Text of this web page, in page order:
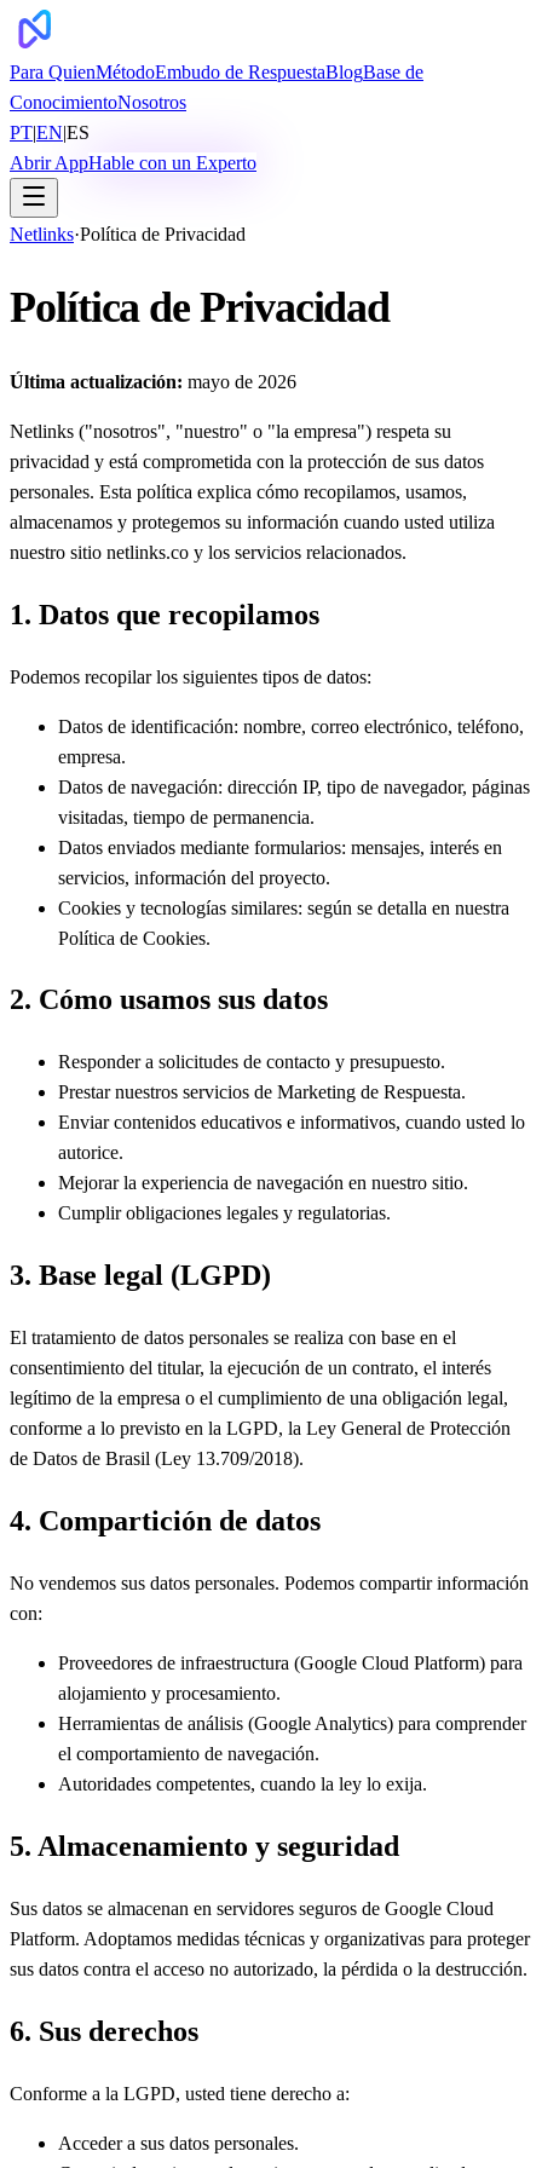
Para QuienMétodoEmbudo de RespuestaBlogBase de
ConocimientoNosotros
PT|EN|ES
Abrir AppHable con un Experto
Netlinks·Política de Privacidad
Política de Privacidad
Última actualización: mayo de 2026
Netlinks ("nosotros", "nuestro" o "la empresa") respeta su
privacidad y está comprometida con la protección de sus datos
personales. Esta política explica cómo recopilamos, usamos,
almacenamos y protegemos su información cuando usted utiliza
nuestro sitio netlinks.co y los servicios relacionados.
1. Datos que recopilamos
Podemos recopilar los siguientes tipos de datos:
Datos de identificación: nombre, correo electrónico, teléfono,
empresa.
Datos de navegación: dirección IP, tipo de navegador, páginas
visitadas, tiempo de permanencia.
Datos enviados mediante formularios: mensajes, interés en
servicios, información del proyecto.
Cookies y tecnologías similares: según se detalla en nuestra
Política de Cookies.
2. Cómo usamos sus datos
Responder a solicitudes de contacto y presupuesto.
Prestar nuestros servicios de Marketing de Respuesta.
Enviar contenidos educativos e informativos, cuando usted lo
autorice.
Mejorar la experiencia de navegación en nuestro sitio.
Cumplir obligaciones legales y regulatorias.
3. Base legal (LGPD)
El tratamiento de datos personales se realiza con base en el
consentimiento del titular, la ejecución de un contrato, el interés
legítimo de la empresa o el cumplimiento de una obligación legal,
conforme a lo previsto en la LGPD, la Ley General de Protección
de Datos de Brasil (Ley 13.709/2018).
4. Compartición de datos
No vendemos sus datos personales. Podemos compartir información
con:
Proveedores de infraestructura (Google Cloud Platform) para
alojamiento y procesamiento.
Herramientas de análisis (Google Analytics) para comprender
el comportamiento de navegación.
Autoridades competentes, cuando la ley lo exija.
5. Almacenamiento y seguridad
Sus datos se almacenan en servidores seguros de Google Cloud
Platform. Adoptamos medidas técnicas y organizativas para proteger
sus datos contra el acceso no autorizado, la pérdida o la destrucción.
6. Sus derechos
Conforme a la LGPD, usted tiene derecho a:
Acceder a sus datos personales.